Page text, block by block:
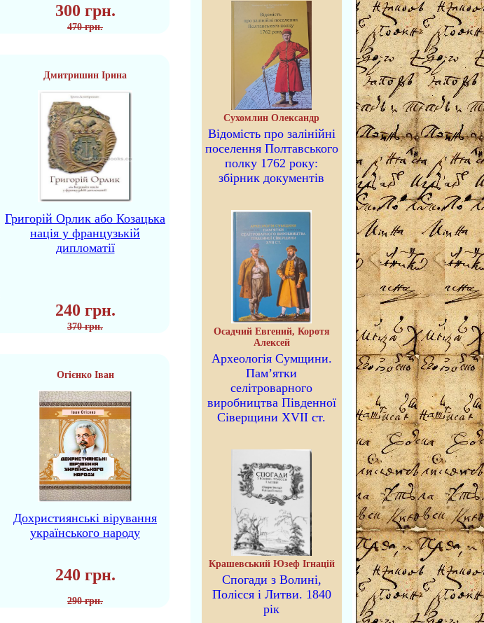
300 грн.
470 грн.
Дмитришин Ірина
Григорій Орлик або Козацька
нація у французькій
дипломатії
240 грн.
370 грн.
Огієнко Іван
Дохристиянські вірування
українського народу
240 грн.
290 грн.
Сухомлин Олександр
Відомість про залінійні
поселення Полтавського
полку 1762 року:
збірник документів
Осадчий Евгений, Коротя
Алексей
Археологія Сумщини.
Пам’ятки
селітроварного
виробництва Південної
Сіверщини XVII ст.
Крашевський Юзеф Ігнацій
Спогади з Волині,
Полісся і Литви. 1840
рік